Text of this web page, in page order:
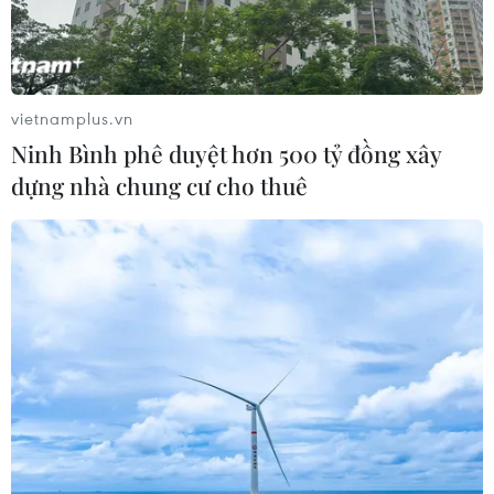
hậu trong thời kỳ mới
05/08/2026 14:57
Gần 40 điểm bị sạt lở đất do mưa lớn
tại Lào Cai
05/08/2026 14:56
Bão số 3 gây gió mạnh, sóng cao trên
05/08/2026 14:55
Thả kỳ đà hoa về rừng đặc dụng
vườn chim Bạc Liêu
vietnamplus.vn
Ninh Bình phê duyệt hơn 500 tỷ đồng xây
dựng nhà chung cư cho thuê